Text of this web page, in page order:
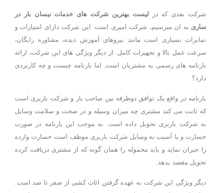
شرکت بعدی که در
لیست بهترین شرکت های خدمات نیسان بار در
ساری به ان میرسیم، شرکت امیری است. این شرکت دارای امتیازات و
تمایزات بسیاری است مانند نیروهای آموزش دیده، مشاوره رایگان،
سرعت عمل بالا و تجهیزات کامل. از دیگر ویژگی های این شرکت، ارائه
بارنامه های رسمی به مشتریان است. اما بارنامه چیست و چه کاربردی
دارد؟
بارنامه در واقع یک توافق دوطرفه بین صاحب بار و شرکت باربری است
که ثابت می کند مشتری چه میزان وسیله و در صحت و سلامت وسایل
به شرکت باربری تحویل داده است. به موجب این بارنامه در صورت
خسارت و یا آسیب به وسایل شرکت باربری موظف است خسارت وارده
را جبران نماید و باید محموله را همان گونه که از مشتری دریافت کرده
تحویل مقصد بدهد.
دیگر ویژگی این شرکت به عهده گرفتن اثاث کشی از صفر تا صد است.